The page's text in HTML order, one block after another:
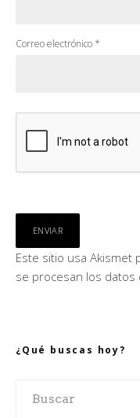
Correo electrónico *
Este sitio usa Akismet
se procesan los datos
¿Qué buscas hoy?